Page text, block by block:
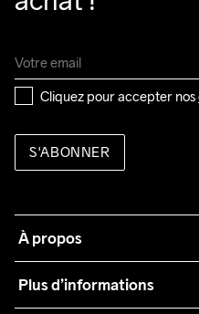
Cliquez pour accepter nos
S'ABONNER
À propos
Plus d’informations